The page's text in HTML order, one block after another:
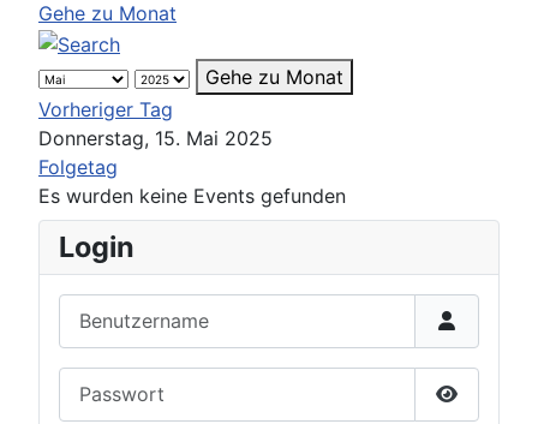
Gehe zu Monat
Gehe zu Monat
Vorheriger Tag
Donnerstag, 15. Mai 2025
Folgetag
Es wurden keine Events gefunden
Login